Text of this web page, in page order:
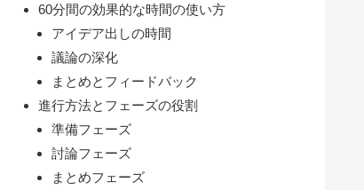
60分間の効果的な時間の使い方
アイデア出しの時間
議論の深化
まとめとフィードバック
進行方法とフェーズの役割
準備フェーズ
討論フェーズ
まとめフェーズ